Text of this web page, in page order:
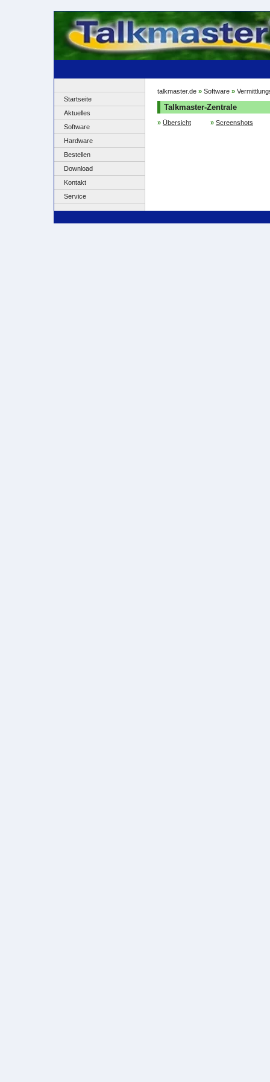
Startseite
Aktuelles
Software
Hardware
Bestellen
Download
Kontakt
Service
talkmaster.de » Software »
Talkmaster-Zentrale
» Übersicht » Screenshots